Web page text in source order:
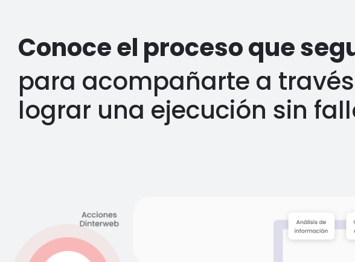
Conoce el proceso que
para acompañarte a
lograr una ejecución sin